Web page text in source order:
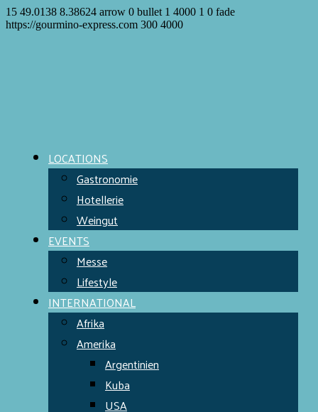
15 49.0138 8.38624 arrow 0 bullet 1 4000 1 0 fade
https://gourmino-express.com 300 4000
LOCATIONS
Gastronomie
Hotellerie
Weingut
EVENTS
Messe
Lifestyle
INTERNATIONAL
Afrika
Amerika
Argentinien
Kuba
USA